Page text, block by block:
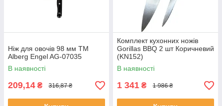
Ніж для овочів 98 мм ТМ
Alberg Engel AG-07035
В наявності
209,14 ₴ 316,87 ₴
Комплект кухонних ножів
Gorillas BBQ 2 шт Коричневий
(KN152)
В наявності
1 341 ₴ 1 986 ₴